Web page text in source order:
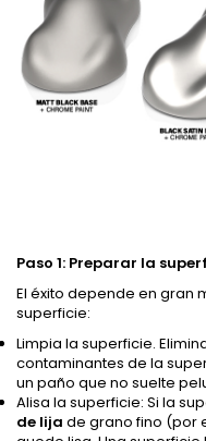
Paso 1: Preparar la
El éxito depende en gran
superficie:
Limpia la superficie.
contaminantes de la
un paño que no suelte
Alisa la superficie: Si la
de lija de grano fino (por